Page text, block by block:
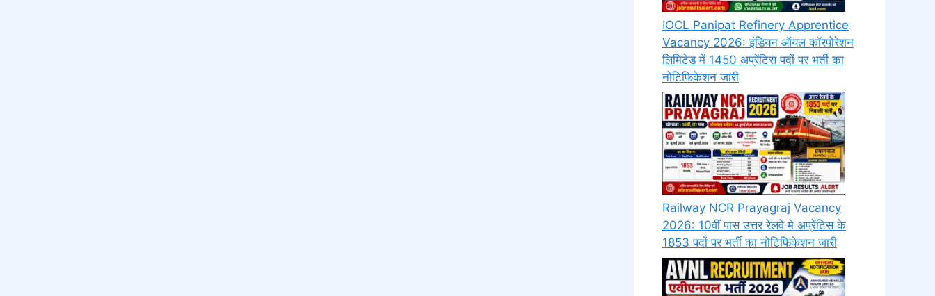
IOCL Panipat Refinery Apprentice
Vacancy 2026: इंडियन ऑयल कॉरपोरेशन
लिमिटेड में 1450 अप्रेंटिस पदों पर भर्ती का
नोटिफिकेशन जारी
Railway NCR Prayagraj Vacancy
2026: 10वीं पास उत्तर रेलवे मे अप्रेंटिस के
1853 पदों पर भर्ती का नोटिफिकेशन जारी